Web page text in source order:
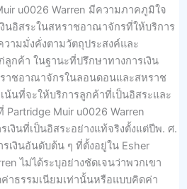
u0026 Warren มีความภาคภูมิใจ
นอิสระในสหราชอาณาจักรที่ให้บริการ
วามมั่งคั่งตามวัตถุประสงค์และ
กค้า ในฐานะที่ปรึกษาทางการเงิน
าชอาณาจักรในลอนดอนและสหราช
น้นที่จะให้บริการลูกค้าที่เป็นอิสระและ
Partridge Muir u0026 Warren
เงินที่เป็นอิสระอย่างแท้จริงตั้งแต่ปีพ. ศ.
เงินอันดับต้น ๆ ที่ตั้งอยู่ใน Esher
ไม่ได้ระบุอย่างชัดเจนว่าพวกเขา
าธรรมเนียมเท่านั้นหรือแบบคิดค่า